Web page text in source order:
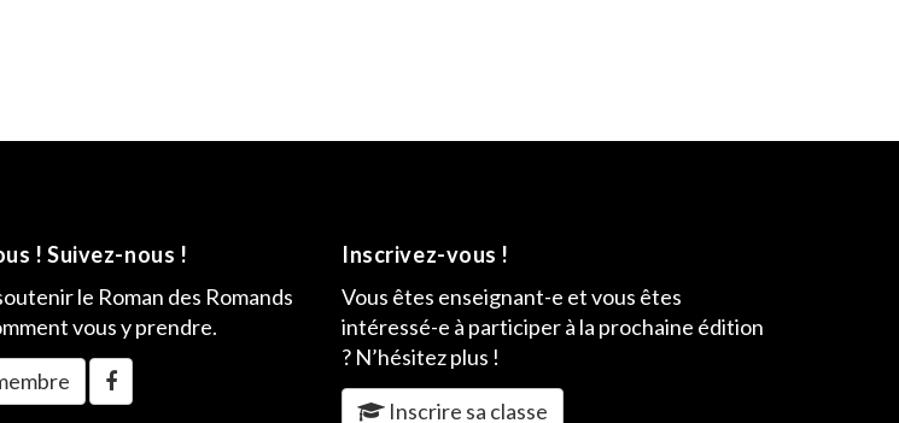
! Suivez-nous !
le Roman des Romands
vous y prendre.
Inscrivez-vous !
Vous êtes enseignant-e et vous êtes
intéressé-e à participer à la prochaine édition
? N’hésitez plus !
Inscrire sa classe